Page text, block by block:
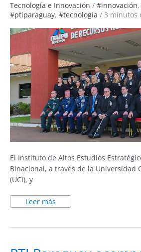
Tecnología e Innovación / #innovación,
#ptiparaguay, #tecnologia / 3 minutos
El Instituto de Altos Estudios
Binacional, a través de la Universidad
(UCI), y
Seguridad
Estratégica
Leer más
PTI